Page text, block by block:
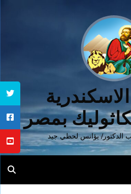
بمصر
الدكتور/ يؤانس لحظي جيد